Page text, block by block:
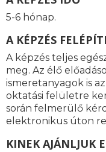
5-6 hónap.
A KÉPZÉS
A képzés teljes
meg. Az élő
ismeretanyagok is
oktatási felületre
során felmerülő
elektronikus úton
KINEK AJÁNLJUK